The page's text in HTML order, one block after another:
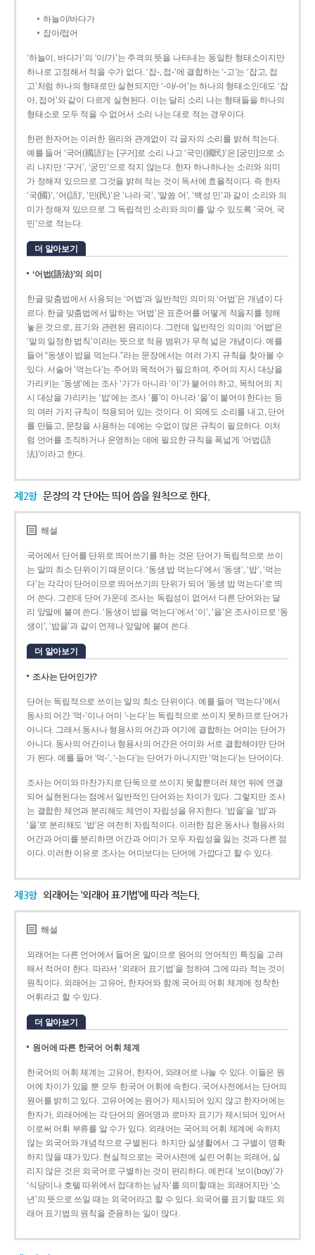
하늘이/바다가
잡아/접어
‘하늘이, 바다가’의 ‘이/가’는 주격의 뜻을 나타내는 동일한 형태소이지만
하나로 고정해서 적을 수가 없다. ‘잡-, 접-’에 결합하는 ‘-고’는 ‘잡고, 접
고’처럼 하나의 형태로만 실현되지만 ‘-아/-어’는 하나의 형태소인데도 ‘잡
아, 접어’와 같이 다르게 실현된다. 이는 달리 소리 나는 형태들을 하나의
형태소로 모두 적을 수 없어서 소리 나는 대로 적는 경우이다.
한편 한자어는 이러한 원리와 관계없이 각 글자의 소리를 밝혀 적는다.
예를 들어 ‘국어(國語)’는 [구거]로 소리 나고 ‘국민(國民)’은 [궁민]으로 소
리 나지만 ‘구거’, ‘궁민’으로 적지 않는다. 한자 하나하나는 소리와 의미
가 정해져 있으므로 그것을 밝혀 적는 것이 독서에 효율적이다. 즉 한자
‘국(國)’, ‘어(語)’, ‘민(民)’은 ‘나라 국’, ‘말씀 어’, ‘백성 민’과 같이 소리와 의
미가 정해져 있으므로 그 독립적인 소리와 의미를 알 수 있도록 ‘국어, 국
민’으로 적는다.
더 알아보기
‘어법(語法)’의 의미
한글 맞춤법에서 사용되는 ‘어법’과 일반적인 의미의 ‘어법’은 개념이 다
르다. 한글 맞춤법에서 말하는 ‘어법’은 표준어를 어떻게 적을지를 정해
놓은 것으로, 표기와 관련된 원리이다. 그런데 일반적인 의미의 ‘어법’은
‘말의 일정한 법칙’이라는 뜻으로 적용 범위가 무척 넓은 개념이다. 예를
들어 “동생이 밥을 먹는다.”라는 문장에서는 여러 가지 규칙을 찾아볼 수
있다. 서술어 ‘먹는다’는 주어와 목적어가 필요하며, 주어의 지시 대상을
가리키는 ‘동생’에는 조사 ‘가’가 아니라 ‘이’가 붙어야 하고, 목적어의 지
시 대상을 가리키는 ‘밥’에는 조사 ‘를’이 아니라 ‘을’이 붙어야 한다는 등
의 여러 가지 규칙이 적용되어 있는 것이다. 이 외에도 소리를 내고, 단어
를 만들고, 문장을 사용하는 데에는 수없이 많은 규칙이 필요하다. 이처
럼 언어를 조직하거나 운영하는 데에 필요한 규칙을 폭넓게 ‘어법(語
法)’이라고 한다.
제2항 문장의 각 단어는 띄어 씀을 원칙으로 한다.
해설
국어에서 단어를 단위로 띄어쓰기를 하는 것은 단어가 독립적으로 쓰이
는 말의 최소 단위이기 때문이다. ‘동생 밥 먹는다’에서 ‘동생’, ‘밥’, ‘먹는
다’는 각각이 단어이므로 띄어쓰기의 단위가 되어 ‘동생 밥 먹는다’로 띄
어 쓴다. 그런데 단어 가운데 조사는 독립성이 없어서 다른 단어와는 달
리 앞말에 붙여 쓴다. ‘동생이 밥을 먹는다’에서 ‘이’, ‘을’은 조사이므로 ‘동
생이’, ‘밥을’과 같이 언제나 앞말에 붙여 쓴다.
더 알아보기
조사는 단어인가?
단어는 독립적으로 쓰이는 말의 최소 단위이다. 예를 들어 ‘먹는다’에서
동사의 어간 ‘먹-­’이나 어미 ‘­-는다’는 독립적으로 쓰이지 못하므로 단어가
아니다. 그래서 동사나 형용사의 어간과 여기에 결합하는 어미는 단어가
아니다. 동사의 어간이나 형용사의 어간은 어미와 서로 결합해야만 단어
가 된다. 예를 들어 ‘먹-’, ‘-는다’는 단어가 아니지만 ‘먹는다’는 단어이다.
조사는 어미와 마찬가지로 단독으로 쓰이지 못할뿐더러 체언 뒤에 연결
되어 실현된다는 점에서 일반적인 단어와는 차이가 있다. 그렇지만 조사
는 결합한 체언과 분리해도 체언이 자립성을 유지한다. ‘밥을’을 ‘밥’과
‘을’로 분리해도 ‘밥’은 여전히 자립적이다. 이러한 점은 동사나 형용사의
어간과 어미를 분리하면 어간과 어미가 모두 자립성을 잃는 것과 다른 점
이다. 이러한 이유로 조사는 어미보다는 단어에 가깝다고 할 수 있다.
제3항 외래어는 ‘외래어 표기법’에 따라 적는다.
해설
외래어는 다른 언어에서 들어온 말이므로 원어의 언어적인 특징을 고려
해서 적어야 한다. 따라서 ‘외래어 표기법’을 정하여 그에 따라 적는 것이
원칙이다. 외래어는 고유어, 한자어와 함께 국어의 어휘 체계에 정착한
어휘라고 할 수 있다.
더 알아보기
원어에 따른 한국어 어휘 체계
한국어의 어휘 체계는 고유어, 한자어, 외래어로 나눌 수 있다. 이들은 원
어에 차이가 있을 뿐 모두 한국어 어휘에 속한다. 국어사전에서는 단어의
원어를 밝히고 있다. 고유어에는 원어가 제시되어 있지 않고 한자어에는
한자가, 외래어에는 각 단어의 원어명과 로마자 표기가 제시되어 있어서
이로써 어휘 부류를 알 수가 있다. 외래어는 국어의 어휘 체계에 속하지
않는 외국어와 개념적으로 구별된다. 하지만 실생활에서 그 구별이 명확
하지 않을 때가 있다. 현실적으로는 국어사전에 실린 어휘는 외래어, 실
리지 않은 것은 외국어로 구별하는 것이 편리하다. 예컨대 ‘보이(boy)’가
‘식당이나 호텔 따위에서 접대하는 남자’를 의미할 때는 외래어지만 ‘소
년’의 뜻으로 쓰일 때는 외국어라고 할 수 있다. 외국어를 표기할 때도 외
래어 표기법의 원칙을 준용하는 일이 많다.